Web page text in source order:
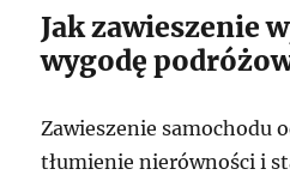
Jak zawieszenie
wygodę
Zawieszenie samochodu
tłumienie nierówności i